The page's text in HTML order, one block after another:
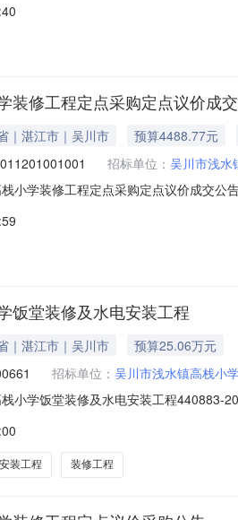
吴川市第八建筑工程公司地址：振文镇
装修工程定点采购定点议价成
｜湛江市｜吴川市 预算4488.77元
招标单位： 吴川市浅水
小学装修工程定点采购定点议价成交
元)是否中标工程周期：4周工程工期总
饭堂装修及水电安装工程
｜湛江市｜吴川市
预算25.06万元
招标单位： 吴川市浅水镇高栈小
小学饭堂装修及水电安装工程440883-
：吴川市浅水镇高栈小学发布时间：
装工程 装修工程